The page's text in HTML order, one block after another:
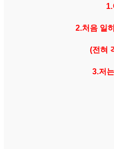
2.처음 일
(전혀
3.저